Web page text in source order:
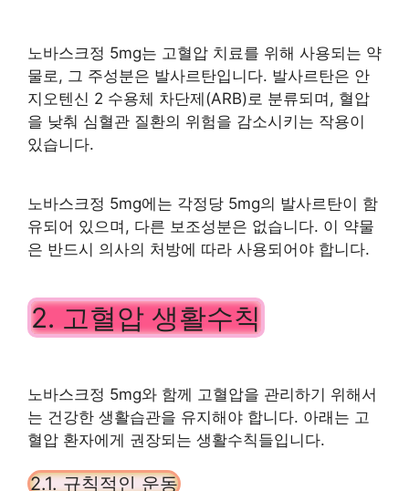
노바스크정 5mg는 고혈압 치료를 위해 사용되는 약
물로, 그 주성분은 발사르탄입니다. 발사르탄은 안
지오텐신 2 수용체 차단제(ARB)로 분류되며, 혈압
을 낮춰 심혈관 질환의 위험을 감소시키는 작용이
있습니다.
노바스크정 5mg에는 각정당 5mg의 발사르탄이 함
유되어 있으며, 다른 보조성분은 없습니다. 이 약물
은 반드시 의사의 처방에 따라 사용되어야 합니다.
2. 고혈압 생활수칙
노바스크정 5mg와 함께 고혈압을 관리하기 위해서
는 건강한 생활습관을 유지해야 합니다. 아래는 고
혈압 환자에게 권장되는 생활수칙들입니다.
2.1. 규칙적인 운동